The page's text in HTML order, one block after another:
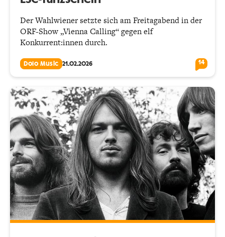
Der Wahlwiener setzte sich am Freitagabend in der
ORF-Show „Vienna Calling“ gegen elf
Konkurrent:innen durch.
Dolo Music 21.02.2026 14